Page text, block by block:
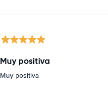
Muy positiva
Muy positiva